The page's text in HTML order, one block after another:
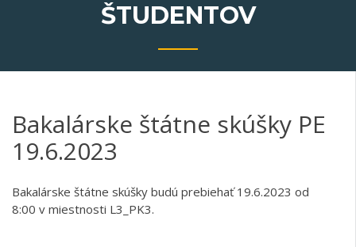
ŠTUDENTOV
Bakalárske štátne skúšky PE
19.6.2023
Bakalárske štátne skúšky budú prebiehať 19.6.2023 od
8:00 v miestnosti L3_PK3.